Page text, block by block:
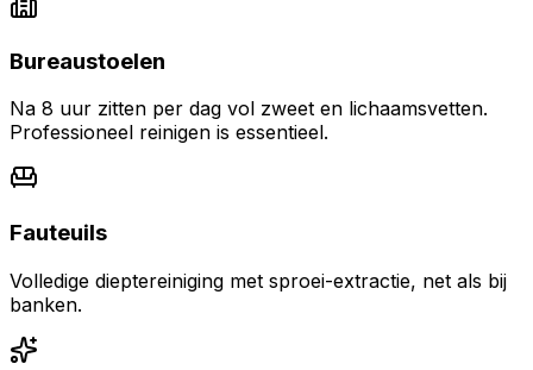
Bureaustoelen
Na 8 uur zitten per dag vol zweet en lichaamsvetten.
Professioneel reinigen is essentieel.
Fauteuils
Volledige dieptereiniging met sproei-extractie, net als bij
banken.